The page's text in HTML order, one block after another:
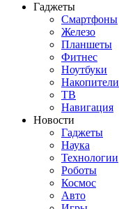
Гаджеты
Смартфоны
Железо
Планшеты
Фитнес
Ноутбуки
Накопители
ТВ
Навигация
Новости
Гаджеты
Наука
Технологии
Роботы
Космос
Авто